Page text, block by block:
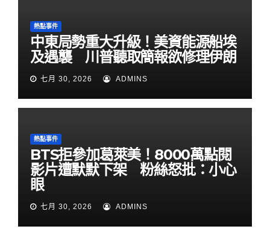
熱點事件
中東局勢重大升級！美資能源船埃
及遇襲 川普聽取簡報欲修理伊朗
七月 30, 2026 ADMINS
熱點事件
BTS拒參加葛萊美！8000萬點閱
影片遭默默下架 粉絲怒批：小心
眼
七月 30, 2026 ADMINS